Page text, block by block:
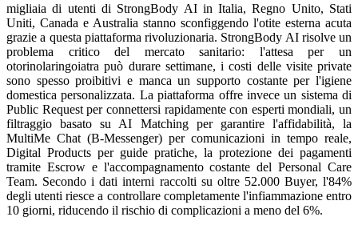
migliaia di utenti di StrongBody AI in Italia, Regno Unito, Stati
Uniti, Canada e Australia stanno sconfiggendo l'otite esterna acuta
grazie a questa piattaforma rivoluzionaria. StrongBody AI risolve un
problema critico del mercato sanitario: l'attesa per un
otorinolaringoiatra può durare settimane, i costi delle visite private
sono spesso proibitivi e manca un supporto costante per l'igiene
domestica personalizzata. La piattaforma offre invece un sistema di
Public Request per connettersi rapidamente con esperti mondiali, un
filtraggio basato su AI Matching per garantire l'affidabilità, la
MultiMe Chat (B-Messenger) per comunicazioni in tempo reale,
Digital Products per guide pratiche, la protezione dei pagamenti
tramite Escrow e l'accompagnamento costante del Personal Care
Team. Secondo i dati interni raccolti su oltre 52.000 Buyer, l'84%
degli utenti riesce a controllare completamente l'infiammazione entro
10 giorni, riducendo il rischio di complicazioni a meno del 6%.